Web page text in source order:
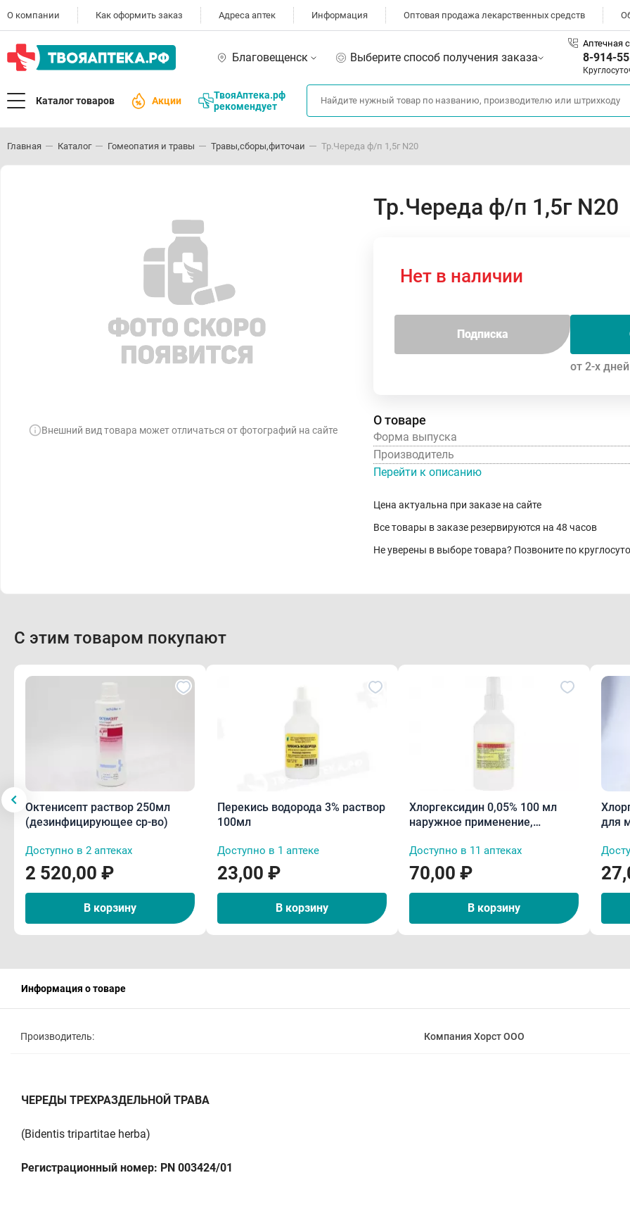
О компании Как оформить заказ Адреса аптек Информация Оптовая продажа лекарственных средств
Благовещенск Выберите способ получения заказа
Аптечная
8-914-
Каталог товаров Акции
ТвояАптека.рф
рекомендует
Главная Каталог Гомеопатия и травы Травы,сборы,фиточаи Тр.Череда ф/п 1,5г N20
Внешний вид товара может отличаться от фотографий на сайте
Тр.Череда ф/п 1,5г N20
Нет в наличии
Подписка
от 2-х дней
О товаре
Форма выпуска
Производитель
Перейти к описанию
Цена актуальна при заказе на сайте
Все товары в заказе резервируются на 48 часов
Не уверены в выборе товара? Позвоните по
С этим товаром покупают
Октенисепт раствор 250мл
(дезинфицирующее ср-во)
Доступно в 2 аптеках
2 520,00 ₽
В корзину
Перекись водорода 3% раствор
100мл
Доступно в 1 аптеке
23,00 ₽
В корзину
Хлоргексидин 0,05% 100 мл
наружное применение,
Доступно в 11 аптеках
70,00 ₽
В корзину
для
Информация о товаре
Производитель: Компания Хорст ООО
ЧЕРЕДЫ ТРЕХРАЗДЕЛЬНОЙ ТРАВА
(Bidentis tripartitaе herba)
Регистрационный номер: PN 003424/01